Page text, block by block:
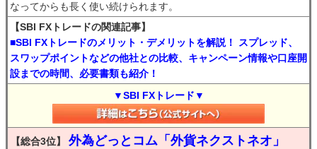
なってからも長く使い続けられます。
【SBI FXトレードの関連記事】
■SBI FXトレードのメリット・デメリットを解説！ スプレッド、
スワップポイントなどの他社との比較、キャンペーン情報や口座開
設までの時間、必要書類も紹介！
▼SBI FXトレード▼
【総合3位】 外為どっとコム「外貨ネクストネオ」